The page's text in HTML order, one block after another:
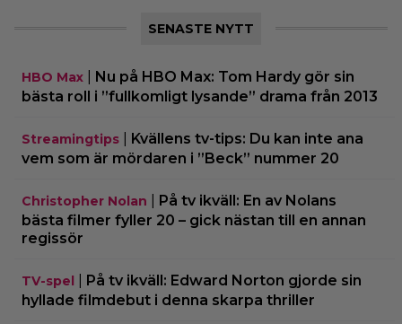
SENASTE NYTT
HBO Max
Nu på HBO Max: Tom Hardy gör sin
bästa roll i ”fullkomligt lysande” drama från 2013
Streamingtips
Kvällens tv-tips: Du kan inte ana
vem som är mördaren i ”Beck” nummer 20
Christopher Nolan
På tv ikväll: En av Nolans
bästa filmer fyller 20 – gick nästan till en annan
regissör
TV-spel
På tv ikväll: Edward Norton gjorde sin
hyllade filmdebut i denna skarpa thriller